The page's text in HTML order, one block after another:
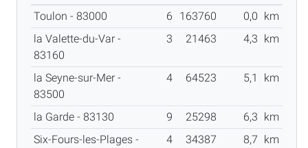
Toulon - 83000 6 163760 0,0 km
la Valette-du-Var -
83160
3 21463 4,3 km
la Seyne-sur-Mer -
83500
4 64523 5,1 km
la Garde - 83130 9 25298 6,3 km
Six-Fours-les-Plages -
4 34387 8,7 km